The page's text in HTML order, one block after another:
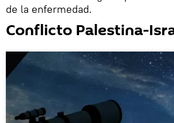
de la enfermedad.
Conflicto Palestina-